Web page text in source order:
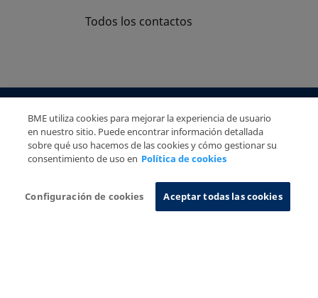
Todos los contactos
Copyright Ⓒ BME 2026
Aviso Legal
Politica de Privacidad
Política de cookies
Sistema de Información
BME utiliza cookies para mejorar la experiencia de usuario
en nuestro sitio. Puede encontrar información detallada
sobre qué uso hacemos de las cookies y cómo gestionar su
consentimiento de uso en Política de cookies
Configuración de cookies Aceptar todas las cookies